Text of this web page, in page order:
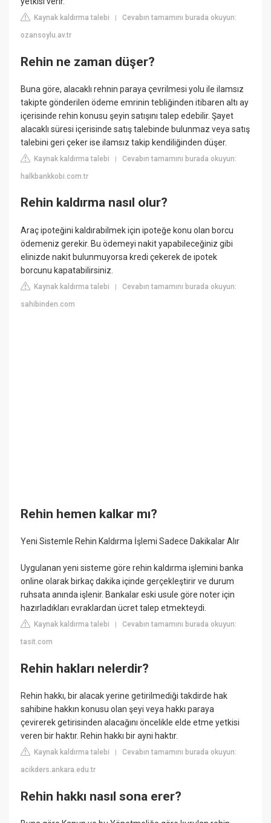
Kaynak kaldırma talebi |Cevabın tamamını burada okuyun:
ozansoylu.av.tr
Rehin ne zaman düşer?
Buna göre, alacaklı rehnin paraya çevrilmesi yolu ile ilamsız
takipte gönderilen ödeme emrinin tebliğinden itibaren altı ay
içerisinde rehin konusu şeyin satışını talep edebilir. Şayet
alacaklı süresi içerisinde satış talebinde bulunmaz veya satış
talebini geri çeker ise ilamsız takip kendiliğinden düşer.
Kaynak kaldırma talebi |Cevabın tamamını burada okuyun:
halkbankkobi.com.tr
Rehin kaldırma nasıl olur?
Araç ipoteğini kaldırabilmek için ipoteğe konu olan borcu
ödemeniz gerekir. Bu ödemeyi nakit yapabileceğiniz gibi
elinizde nakit bulunmuyorsa kredi çekerek de ipotek
borcunu kapatabilirsiniz.
Kaynak kaldırma talebi |Cevabın tamamını burada okuyun:
sahibinden.com
Rehin hemen kalkar mı?
Yeni Sistemle Rehin Kaldırma İşlemi Sadece Dakikalar Alır
Uygulanan yeni sisteme göre rehin kaldırma işlemini banka
online olarak birkaç dakika içinde gerçekleştirir ve durum
ruhsata anında işlenir. Bankalar eski usule göre noter için
hazırladıkları evraklardan ücret talep etmekteydi.
Kaynak kaldırma talebi |Cevabın tamamını burada okuyun:
tasit.com
Rehin hakları nelerdir?
Rehin hakkı, bir alacak yerine getirilmediği takdirde hak
sahibine hakkın konusu olan şeyi veya hakkı paraya
çevirerek getirisinden alacağını öncelikle elde etme yetkisi
veren bir haktır. Rehin hakkı bir ayni haktır.
Kaynak kaldırma talebi |Cevabın tamamını burada okuyun:
acikders.ankara.edu.tr
Rehin hakkı nasıl sona erer?